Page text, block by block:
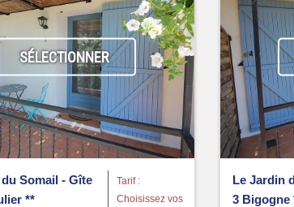
SÉLECTIONNER
Somail - Gîte
**
Tarif :
Choisissez vos
Le Jardin
3 Bigogne